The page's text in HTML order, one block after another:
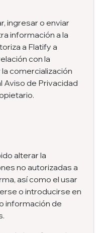
ingresar o enviar
información a la
a Flatify a
con la
comercialización
Aviso de Privacidad
alterar la
no autorizadas a
así como el usar
o introducirse en
información de